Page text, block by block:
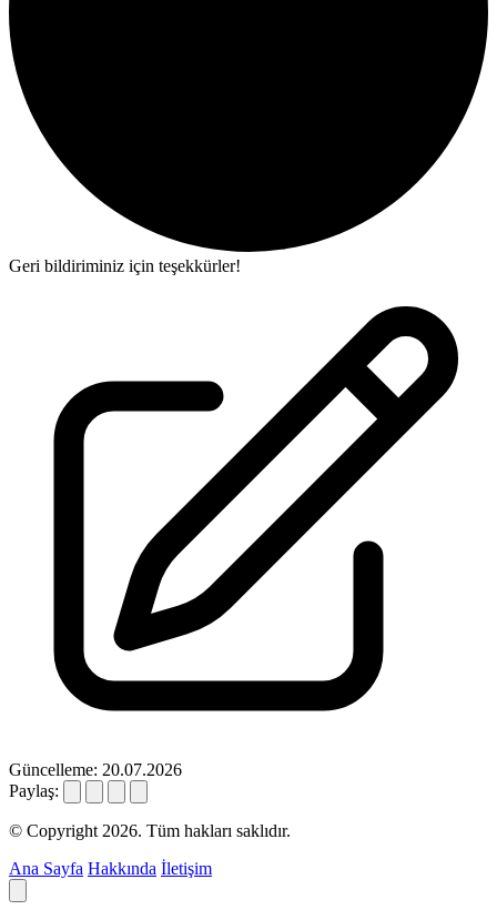
Geri bildiriminiz için teşekkürler!
Güncelleme: 20.07.2026
Paylaş:
© Copyright 2026. Tüm hakları saklıdır.
Ana Sayfa Hakkında İletişim